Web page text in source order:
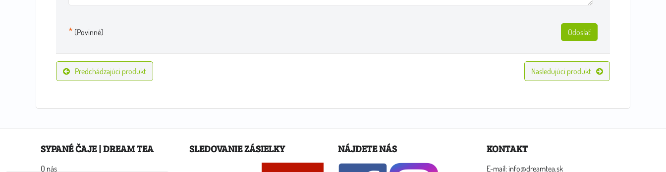
* (Povinné) Odoslať
Predchádzajúci produkt Nasledujúci produkt
SYPANÉ ČAJE | DREAM TEA
O nás
SLEDOVANIE ZÁSIELKY NÁJDETE NÁS KONTAKT
E-mail: info@dreamtea.sk